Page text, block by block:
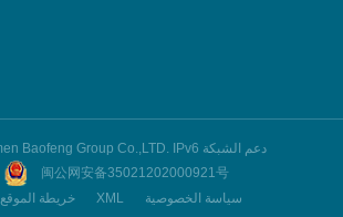
© 2026 Xiamen Baofeng Group Co.,LTD. IPv6 دعم الشبكة
闽公网安备35021202000921号
خريطة الموقع XML سياسة الخصوصية